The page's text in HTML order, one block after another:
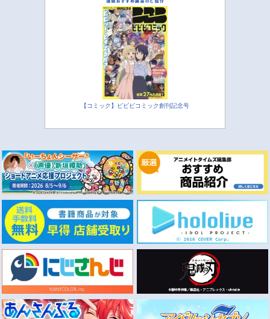
【コミック】ビビビコミック創刊記念号